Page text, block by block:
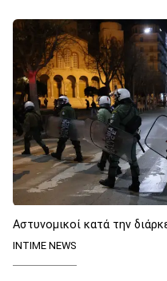
Αστυνομικοί κατά την
INTIME NEWS